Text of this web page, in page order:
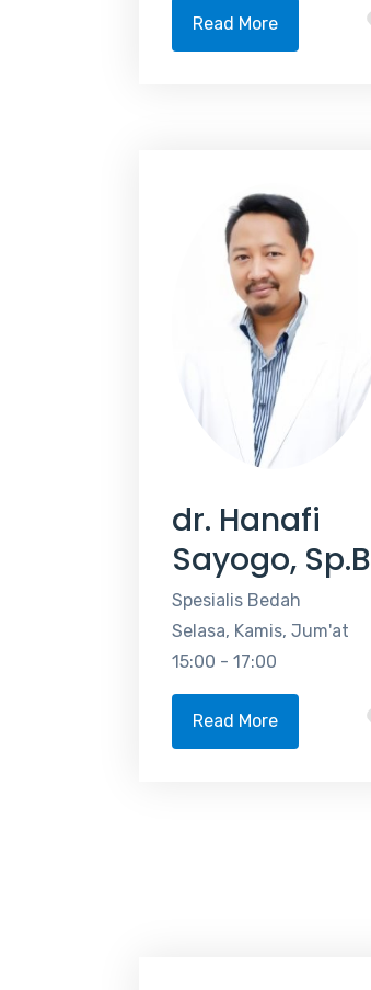
Read More
dr. Hanafi
Sayogo, Sp.B
Spesialis Bedah
Selasa, Kamis, Jum'at
15:00 - 17:00
Read More